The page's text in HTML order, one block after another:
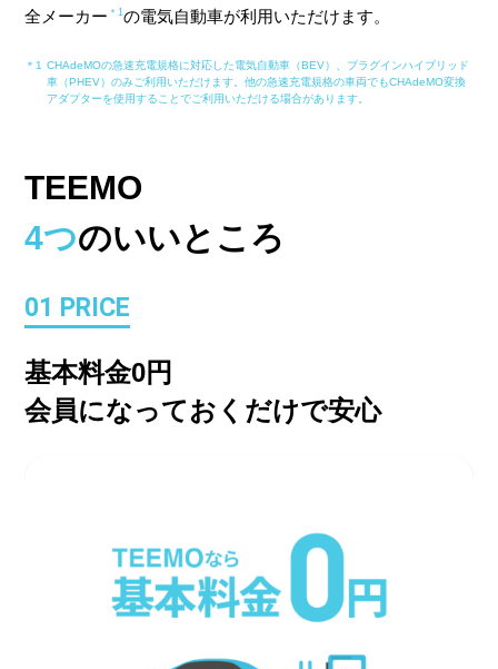
全メーカー ＊1 の電気自動車が利用いただけます。
＊1 CHAdeMOの急速充電規格に対応した電気自動車（BEV）、プラグインハイブリッド
車（PHEV）のみご利用いただけます。他の急速充電規格の車両でもCHAdeMO変換
アダプターを使用することでご利用いただける場合があります。
TEEMO
4つのいいところ
01 PRICE
基本料金0円
会員になっておくだけで安心